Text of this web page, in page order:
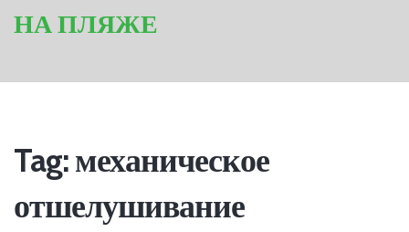
НА ПЛЯЖЕ
Tag: механическое
отшелушивание